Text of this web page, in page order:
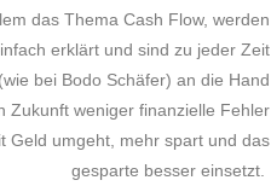
das Thema Cash Flow, werden
erklärt und sind zu jeder Zeit
bei Bodo Schäfer) an die Hand
Zukunft weniger finanzielle Fehler
Geld umgeht, mehr spart und das
gesparte besser einsetzt.